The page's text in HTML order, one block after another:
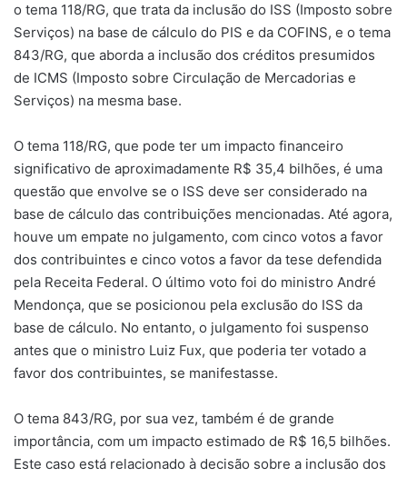
o tema 118/RG, que trata da inclusão do ISS (Imposto sobre
Serviços) na base de cálculo do PIS e da COFINS, e o tema
843/RG, que aborda a inclusão dos créditos presumidos
de ICMS (Imposto sobre Circulação de Mercadorias e
Serviços) na mesma base.
O tema 118/RG, que pode ter um impacto financeiro
significativo de aproximadamente R$ 35,4 bilhões, é uma
questão que envolve se o ISS deve ser considerado na
base de cálculo das contribuições mencionadas. Até agora,
houve um empate no julgamento, com cinco votos a favor
dos contribuintes e cinco votos a favor da tese defendida
pela Receita Federal. O último voto foi do ministro André
Mendonça, que se posicionou pela exclusão do ISS da
base de cálculo. No entanto, o julgamento foi suspenso
antes que o ministro Luiz Fux, que poderia ter votado a
favor dos contribuintes, se manifestasse.
O tema 843/RG, por sua vez, também é de grande
importância, com um impacto estimado de R$ 16,5 bilhões.
Este caso está relacionado à decisão sobre a inclusão dos